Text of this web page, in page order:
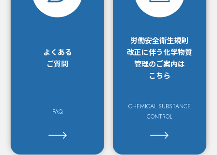
よくある
ご質問
FAQ
労働安全衛生規則
改正に伴う化学物質
管理のご案内は
こちら
CHEMICAL SUBSTANCE
CONTROL